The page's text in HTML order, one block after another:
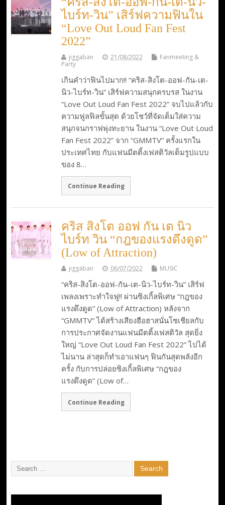
ไบร์ท-วิน” เสิร์ฟความฟินใน
“Love Out Loud Fan Fest
2022”
jiggaban 21/08/2022
Fanmeeting &
Party
เกินคำว่าฟินไปมาก!! “คริส-สิงโต-ออฟ-กัน-เต-
นิว-ไบร์ท-วิน” เสิร์ฟความสนุกครบรส ในงาน
“Love Out Loud Fan Fest 2022” จบไปแล้วกับ
ความฟูลฟิลขั้นสุด ด้วยโชว์ที่จัดเต็มใส่ความ
สนุกจนกราฟพุ่งทะยาน ในงาน “Love Out Loud
Fan Fest 2022” จาก “GMMTV” ครั้งแรกใน
ประเทศไทย กับแฟนมีตติ้งเฟสติวัลเต็มรูปแบบ
ของ 8…
Continue Reading
คริส สิงโต ออฟ กัน เต นิว
ไบร์ท วิน “กฎของแรงดึงดูด”
(Low of Attraction)
jiggaban 06/07/2022 MUSIC
“คริส-สิงโต-ออฟ-กัน-เต-นิว-ไบร์ท-วิน” เสิร์ฟ
เพลงเพราะทำใจฟู!! ผ่านซิงเกิ้ลพิเศษ “กฎของ
แรงดึงดูด” (Low of Attraction) หลังจาก
“GMMTV” ได้สร้างเสียงฮือฮาสนั่นโซเชียลกับ
การประกาศจัดงานแฟนมีตติ้งเฟสติวัล สุดยิ่ง
ใหญ่ “Love Out Loud Fan Fest 2022” ไปได้
ไม่นาน ล่าสุดก็ทำเอาแฟนๆ ฟินกันสุดพลังอีก
ครั้ง กับการปล่อยซิงเกิ้ลพิเศษ “กฎของ
แรงดึงดูด” (Low of…
Continue Reading